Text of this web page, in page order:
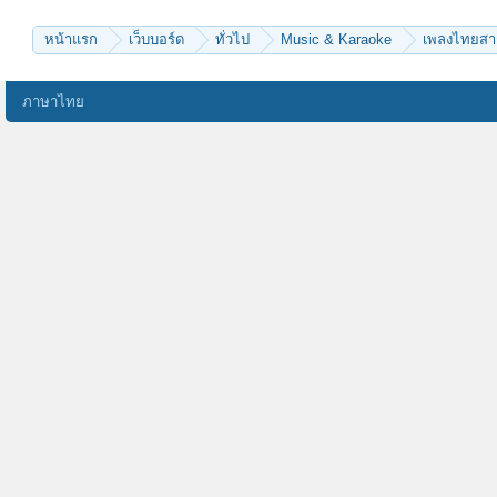
หน้าแรก เว็บบอร์ด ทั่วไป Music & Karaoke เพลงไทยส
ภาษาไทย